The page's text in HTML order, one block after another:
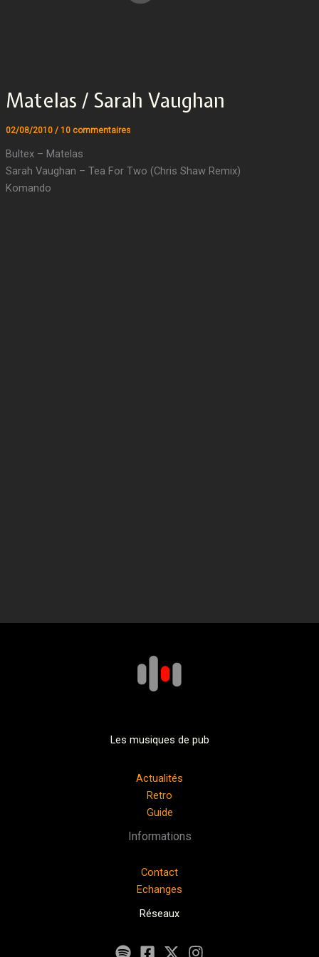
Matelas / Sarah Vaughan
02/08/2010 / 10 commentaires
Bultex – Matelas
Sarah Vaughan – Tea For Two (Chris Shaw Remix)
Komando
Les musiques de pub
Actualités
Retro
Guide
Informations
Contact
Echanges
Réseaux